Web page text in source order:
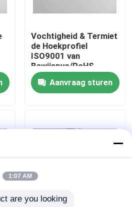
Vochtigheid & Termiet
de Hoekprofiel
ISO9001 van
Bewijspvc/RoHS-
Goedkeuring
Aanvraag sturen
1:07 AM
are you looking